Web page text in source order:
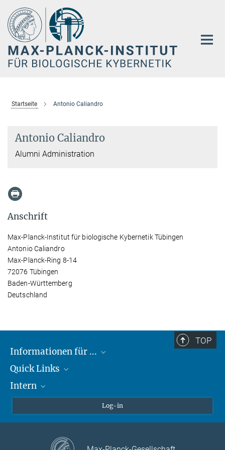
Hauptinhalt
Startseite Antonio Caliandro
Antonio Caliandro
Alumni Administration
Anschrift
Max-Planck-Institut für biologische Kybernetik Tübingen
Antonio Caliandro
Max-Planck-Ring 8-14
72076 Tübingen
Baden-Württemberg
Deutschland
TOP
Informationen für ...
Lieferanten
Studierende
Quick Links
Max-Planck-Gesellschaft
Max-Planck-Campus Tübingen
Stellenangebote
Intern
Log-in